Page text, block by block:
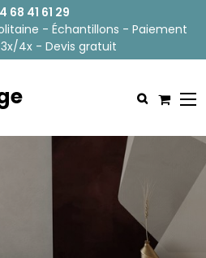
68 41 61 29
- Échantillons - Paiement
4x - Devis gratuit